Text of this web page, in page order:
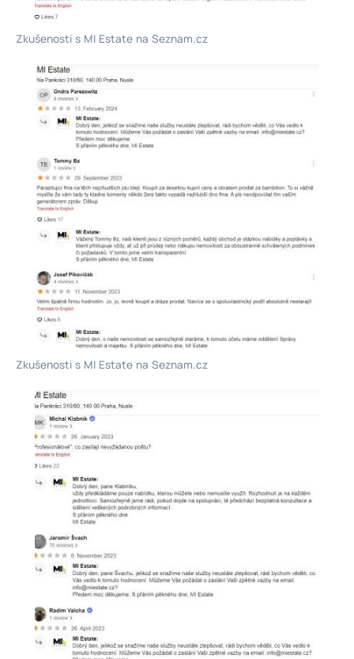
Zkušenosti s MI Estate na Seznam.cz
Zkušenosti s MI Estate na Seznam.cz